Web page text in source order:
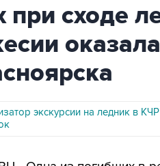
сходе
экскурсии на ледник в